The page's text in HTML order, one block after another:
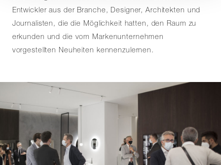
Entwickler aus der Branche, Designer, Architekten und
Journalisten, die die Möglichkeit hatten, den Raum zu
erkunden und die vom Markenunternehmen
vorgestellten Neuheiten kennenzulernen.